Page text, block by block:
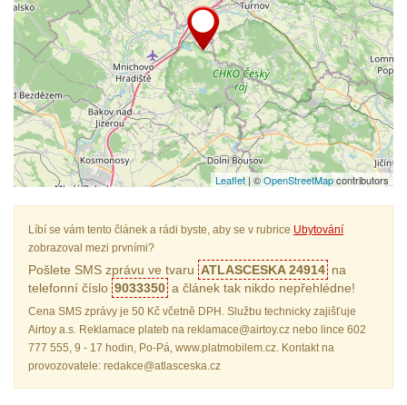
Leaflet | ©OpenStreetMapcontributors
Líbí se vám tento článek a rádi byste, aby se v rubrice Ubytování
zobrazoval mezi prvními?
Pošlete SMS zprávu ve tvaru ATLASCESKA 24914 na
telefonní číslo 9033350 a článek tak nikdo nepřehlédne!
Cena SMS zprávy je 50 Kč včetně DPH. Službu technicky zajišťuje
Airtoy a.s. Reklamace plateb na reklamace@airtoy.cz nebo lince 602
777 555, 9 - 17 hodin, Po-Pá, www.platmobilem.cz. Kontakt na
provozovatele: redakce@atlasceska.cz